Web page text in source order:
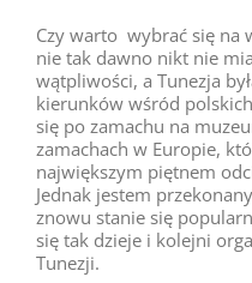
Czy warto wybrać się na
nie tak dawno nikt nie
wątpliwości, a Tunezja
kierunków wśród
się po zamachu na
zamachach w Europie,
największym piętnem
Jednak jestem
znowu stanie się
się tak dzieje i kolejni
Tunezji.